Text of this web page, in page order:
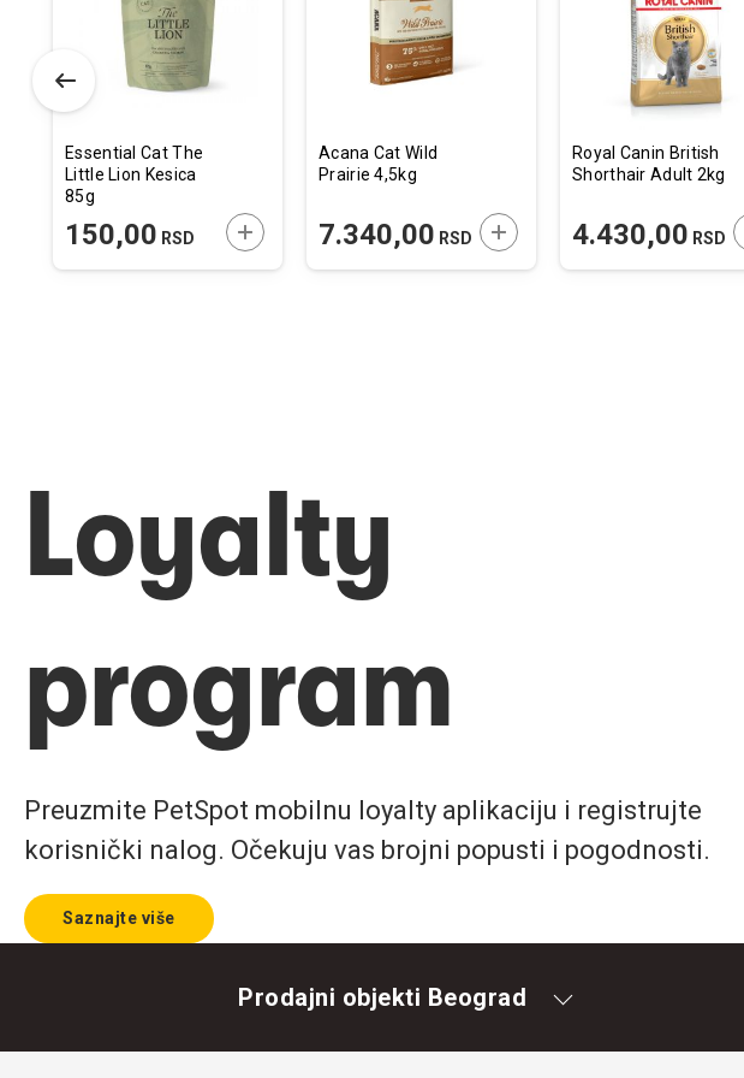
U KORPU
Essential Cat The
Little Lion Kesica
85g
150,00 RSD DODAJTE U KORPU
Acana Cat Wild
Prairie 4,5kg
7.340,00 RSD DODAJTE U KORPU
Royal Canin British
Shorthair Adult 2kg
4.430,00 RSD
Loyalty
program
Preuzmite PetSpot mobilnu loyalty aplikaciju i registrujte
korisnički nalog. Očekuju vas brojni popusti i pogodnosti.
Saznajte više
Prodajni objekti Beograd